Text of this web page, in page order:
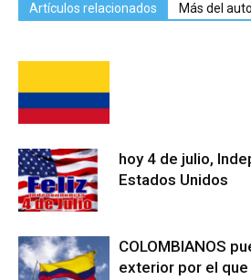
Artículos relacionados Más del
hoy 4 de julio,
Estados Unidos
COLOMBIANOS
exterior por el que